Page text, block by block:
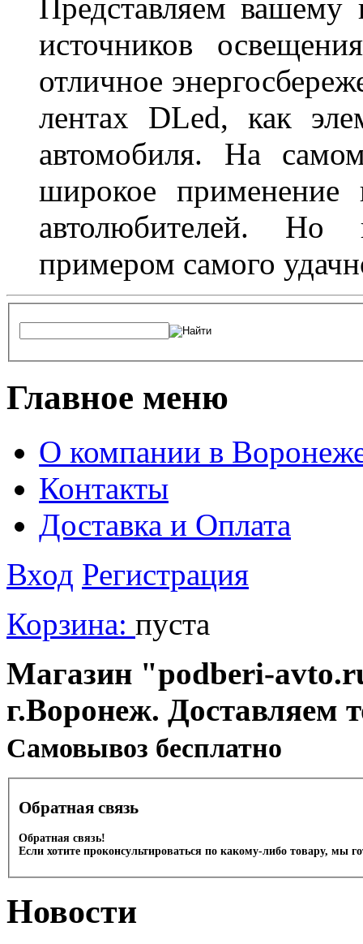
Представляем
источников
отличное
лентах DLed, как
автомобиля. На
широкое
автолюбителей. Но
примером самого
Главное меню
О компании в
Контакты
Доставка и Оплата
Вход Регистрация
Корзина: пуста
Магазин "podberi-
г.Воронеж. Доставляем
Cамовывоз бесплатно
Обратная связь
Обратная связь!
Если хотите проконсультироваться по какому-либо товару, мы
Новости